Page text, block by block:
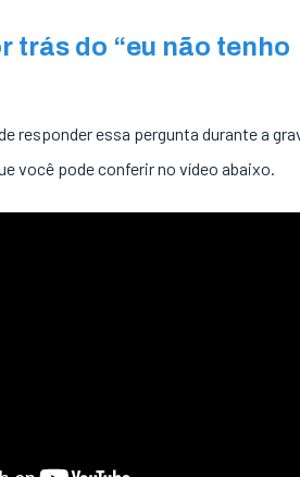
trás do “eu não tenho
responder essa pergunta durante a
você pode conferir no vídeo abaixo.